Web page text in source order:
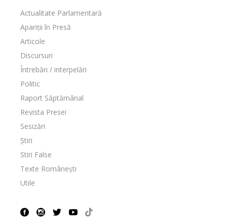
Actualitate Parlamentară
Apariții în Presă
Articole
Discursuri
Întrebări / interpelări
Politic
Raport Săptămânal
Revista Presei
Sesizări
Știri
Stiri False
Texte Românești
Utile